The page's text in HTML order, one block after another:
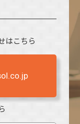
はこちら